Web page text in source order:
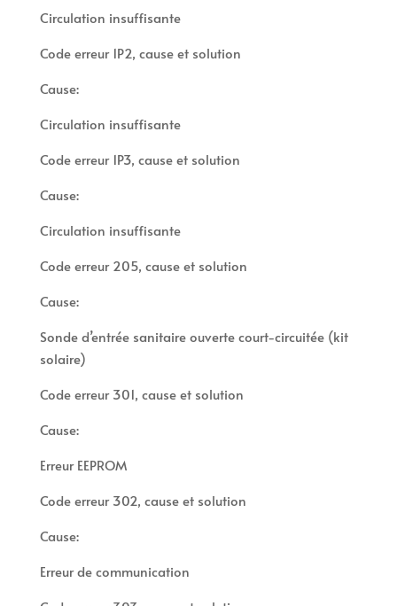
Circulation insuffisante
Code erreur 1P2, cause et solution
Cause:
Circulation insuffisante
Code erreur 1P3, cause et solution
Cause:
Circulation insuffisante
Code erreur 205, cause et solution
Cause:
Sonde d’entrée sanitaire ouverte court-circuitée (kit
solaire)
Code erreur 301, cause et solution
Cause:
Erreur EEPROM
Code erreur 302, cause et solution
Cause:
Erreur de communication